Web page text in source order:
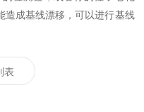
造成基线漂移，可以进行基线
表